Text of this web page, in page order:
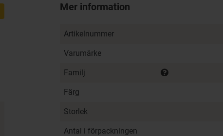
Mer information
Artikelnummer
Varumärke
Familj
Färg
Storlek
Antal i förpackningen